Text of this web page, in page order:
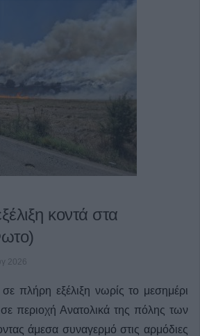
κοντά στα
2026
σε πλήρη εξέλιξη νωρίς το μεσημέρι
περιοχή Ανατολικά της πόλης των
άμεσα συναγερμό στις αρμόδιες